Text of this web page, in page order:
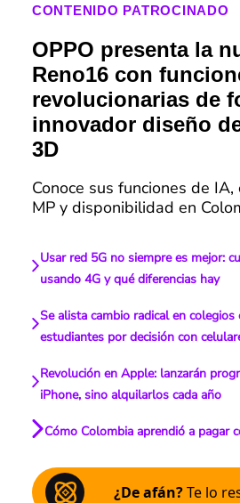
CONTENIDO PATROCINADO
OPPO presenta la
Reno16 con
revolucionarias de
innovador diseño
3D
Conoce sus funciones de
MP y disponibilidad en
Usar red 5G no siempre es mejor:
usando 4G y qué diferencias hay
Se alista cambio radical en
estudiantes por decisión con
Revolución en Apple: lanzarán
iPhone, sino alquilarlos cada año
Cómo Colombia aprendió a pagar
¿De afán?Te lo